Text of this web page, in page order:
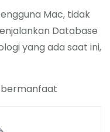
Mac, tidak
Database
yang ada saat ini,
bermanfaat